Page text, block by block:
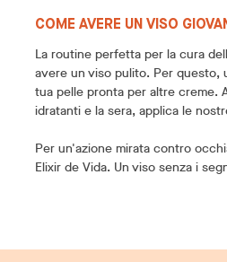
COME AVERE UN VISO
La routine perfetta per la cura
avere un viso pulito. Per questo,
tua pelle pronta per altre creme.
idratanti e la sera, applica le
Per un'azione mirata contro
Elixir de Vida. Un viso senza i